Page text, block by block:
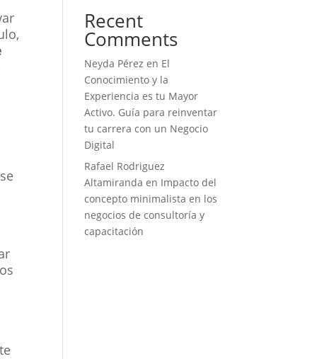
Recent
Comments
Neyda Pérez en El
Conocimiento y la
Experiencia es tu Mayor
Activo. Guía para reinventar
tu carrera con un Negocio
Digital
Rafael Rodriguez
Altamiranda en Impacto del
concepto minimalista en los
negocios de consultoría y
capacitación